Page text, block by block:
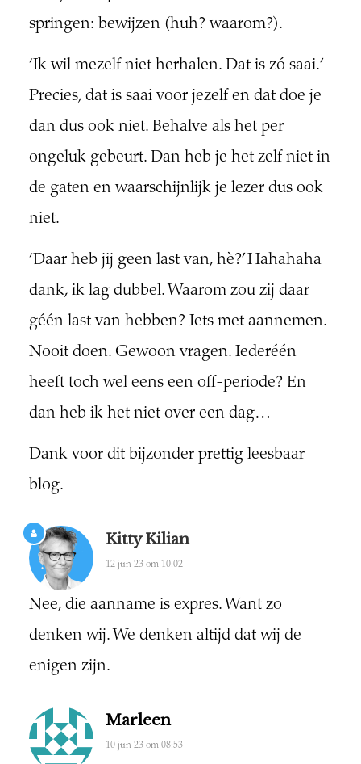
springen: bewijzen (huh? waarom?).
‘Ik wil mezelf niet herhalen. Dat is zó saai.’
Precies, dat is saai voor jezelf en dat doe je
dan dus ook niet. Behalve als het per
ongeluk gebeurt. Dan heb je het zelf niet in
de gaten en waarschijnlijk je lezer dus ook
niet.
‘Daar heb jij geen last van, hè?’ Hahahaha
dank, ik lag dubbel. Waarom zou zij daar
géén last van hebben? Iets met aannemen.
Nooit doen. Gewoon vragen. Iederéén
heeft toch wel eens een off-periode? En
dan heb ik het niet over een dag…
Dank voor dit bijzonder prettig leesbaar
blog.
Kitty Kilian
12 jun 23 om 10:02
Nee, die aanname is expres. Want zo
denken wij. We denken altijd dat wij de
enigen zijn.
Marleen
10 jun 23 om 08:53